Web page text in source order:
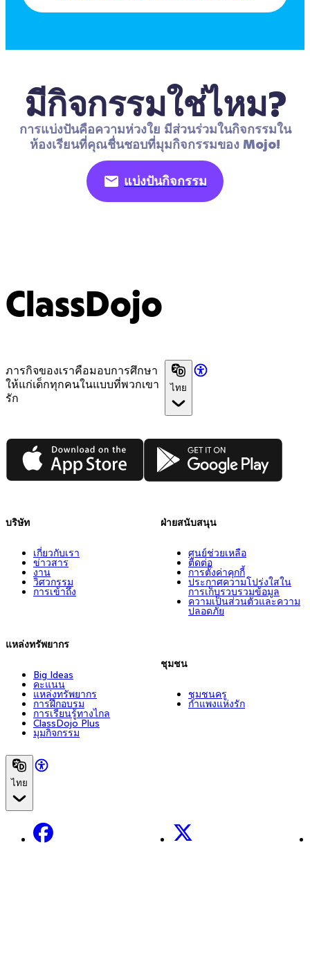
มีกิจกรรมใช่ไหม?
การแบ่งปันคือความห่วงใย มีส่วนร่วมในกิจกรรมใน
ห้องเรียนที่คุณชื่นชอบที่มุมกิจกรรมของ Mojo!
แบ่งปันกิจกรรม
ClassDojo
ภารกิจของเราคือมอบการศึกษา
ให้แก่เด็กทุกคนในแบบที่พวกเขา
รัก
ไทย
App Store Google Play
บริษัท
เกี่ยวกับเรา
ข่าวสาร
งาน
วิศวกรรม
การเข้าถึง
แหล่งทรัพยากร
Big Ideas
คะแนน
แหล่งทรัพยากร
การฝึกอบรม
การเรียนรู้ทางไกล
ClassDojo Plus
มุมกิจกรรม
ฝ่ายสนับสนุน
ศูนย์ช่วยเหลือ
ติดต่อ
การตั้งค่าคุกกี้
ประกาศความโปร่งใสใน
การเก็บรวบรวมข้อมูล
ความเป็นส่วนตัวและความ
ปลอดภัย
ชุมชน
ชุมชนครู
กำแพงแห่งรัก
ไทย
Facebook X